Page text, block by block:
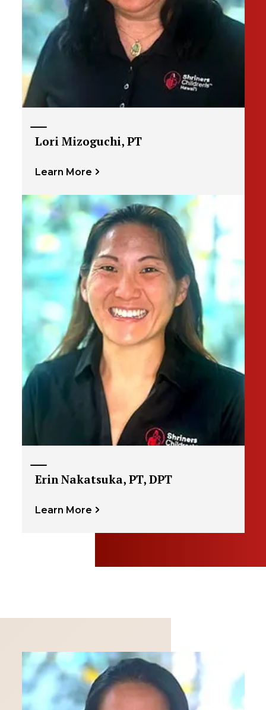
Lori Mizoguchi, PT
Learn More
Erin Nakatsuka, PT, DPT
Learn More